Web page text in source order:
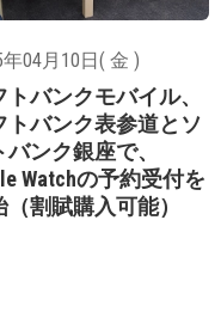
年04月10日( 金 )
トバンクモバイル、
トバンク表参道とソ
バンク銀座で、
Watchの予約受付を
（割賦購入可能）